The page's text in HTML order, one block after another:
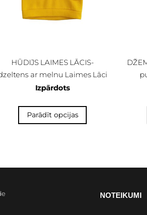
HŪDIJS LAIMES LĀCIS-
ar melnu Laimes Lāci
Izpārdots
Parādīt opcijas
NOTEIKUMI